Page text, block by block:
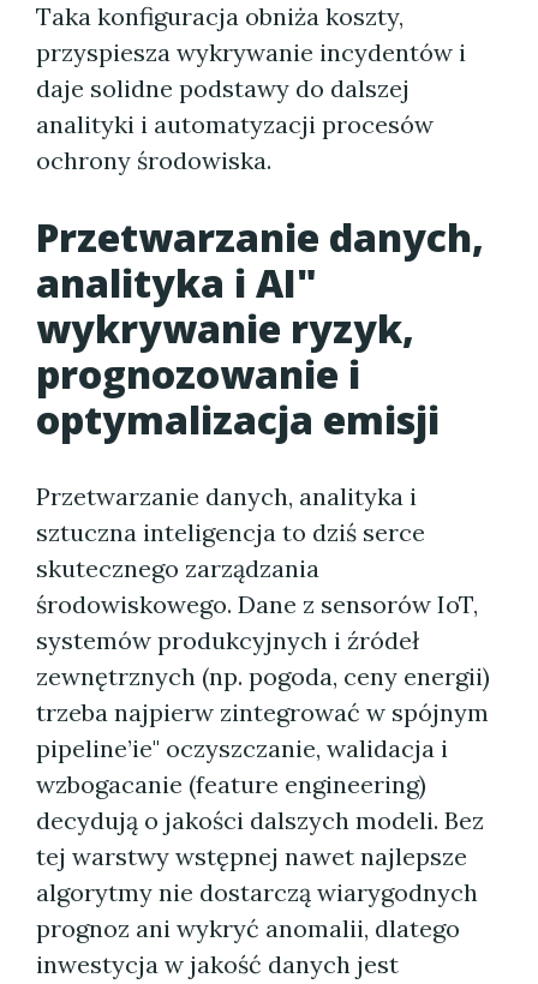
Taka konfiguracja obniża koszty,
przyspiesza wykrywanie incydentów i
daje solidne podstawy do dalszej
analityki i automatyzacji procesów
ochrony środowiska.
Przetwarzanie danych,
analityka i AI"
wykrywanie ryzyk,
prognozowanie i
optymalizacja emisji
Przetwarzanie danych, analityka i
sztuczna inteligencja to dziś serce
skutecznego zarządzania
środowiskowego. Dane z sensorów IoT,
systemów produkcyjnych i źródeł
zewnętrznych (np. pogoda, ceny energii)
trzeba najpierw zintegrować w spójnym
pipeline’ie" oczyszczanie, walidacja i
wzbogacanie (feature engineering)
decydują o jakości dalszych modeli. Bez
tej warstwy wstępnej nawet najlepsze
algorytmy nie dostarczą wiarygodnych
prognoz ani wykryć anomalii, dlatego
inwestycja w jakość danych jest